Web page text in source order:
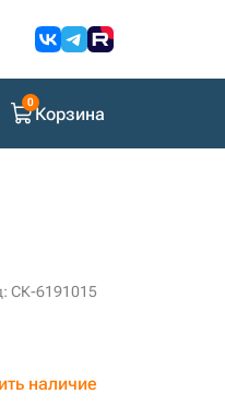
Корзина
СК-6191015
наличие